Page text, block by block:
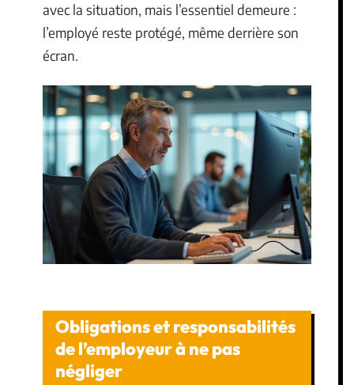
avec la situation, mais l’essentiel demeure :
l’employé reste protégé, même derrière son
écran.
Obligations et responsabilités
de l’employeur à ne pas
négliger